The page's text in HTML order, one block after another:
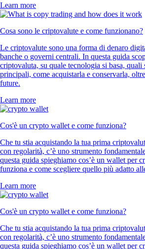
Learn more
Cosa sono le criptovalute e come funzionano?
Le criptovalute sono una forma di denaro
banche o governi centrali. In questa guida
criptovaluta, su quale tecnologia si basa,
principali, come acquistarla e conservarla,
future.
Learn more
Cos'è un crypto wallet e come funziona?
Che tu stia acquistando la tua prima
con regolarità, c’è uno strumento
questa guida spieghiamo cos’è un wallet per
funziona e come scegliere quello più adatto
Learn more
Cos'è un crypto wallet e come funziona?
Che tu stia acquistando la tua prima
con regolarità, c’è uno strumento
questa guida spieghiamo cos’è un wallet per